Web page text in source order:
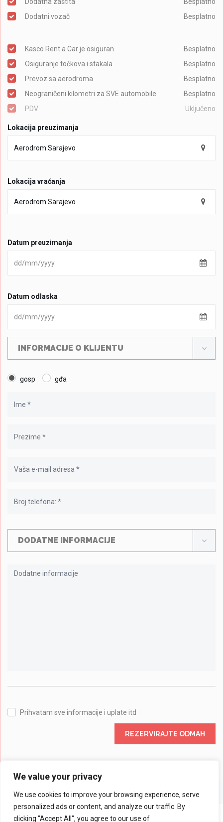
We value your privacy
We use cookies to improve your browsing experience, serve
personalized ads or content, and analyze our traffic. By
clicking "Accept All", you agree to our use of
Dodatna zaštita
Besplatno
Dodatni vozač
Besplatno
Kasco Rent a Car je osiguran
Besplatno
Osiguranje točkova i stakala
Besplatno
Prevoz sa aerodroma
Besplatno
Neograničeni kilometri za SVE automobile
Besplatno
PDV
Uključeno
Lokacija preuzimanja
Lokacija vraćanja
Datum preuzimanja
Datum odlaska
INFORMACIJE O KLIJENTU
gosp gđa
DODATNE INFORMACIJE
Prihvatam sve informacije i uplate itd
REZERVIRAJTE ODMAH